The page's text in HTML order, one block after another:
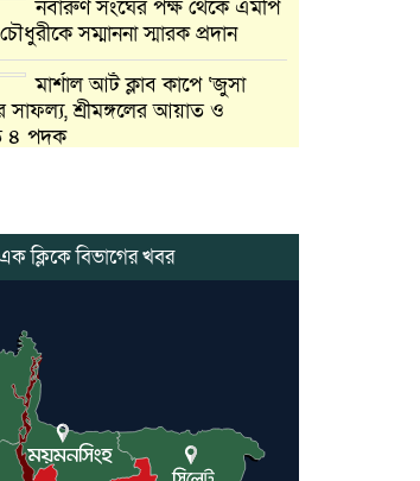
নবারুণ সংঘের পক্ষ থেকে এমপি
সম্মাননা স্মারক প্রদান
মার্শাল আর্ট ক্লাব কাপে ‘জুসা
সাফল্য, শ্রীমঙ্গলের আয়াত ও
৪ পদক
হকের মৃত্যুতে,এলাকায় শোকের
ছায়া
আটকে হয়রানির অভিযোগ,
বিএনপির সাবেক সভাপতির
কমলগঞ্জে ডোবা থেকে অজ্ঞাত
ব্যক্তির গলিত মরদেহ উদ্ধার
ক্লিকে বিভাগের খবর